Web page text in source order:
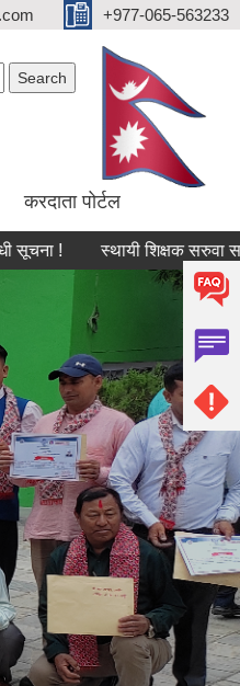
+977-065-563233
करदाता पोर्टल
स्थायी शिक्षक सरुवा सम्बन्धमा ।